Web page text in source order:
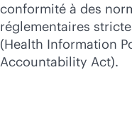
conformité à des
réglementaires
(Health Information
Accountability Act).